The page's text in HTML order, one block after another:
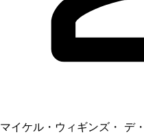
マイケル・ウィギンズ・ デ